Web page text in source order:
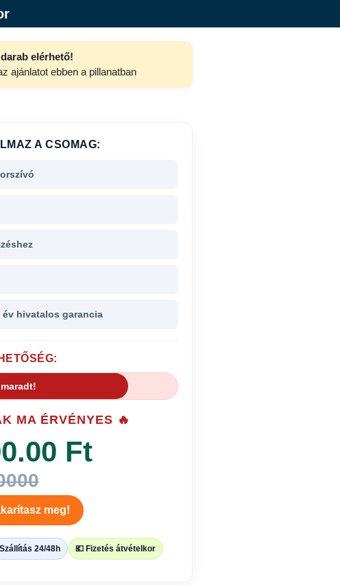
elérhető!
ajánlatot ebben a pillanatban
A CSOMAG:
hivatalos garancia
MA ÉRVÉNYES 🔥
Ft
meg!
24/48h 💶 Fizetés átvételkor